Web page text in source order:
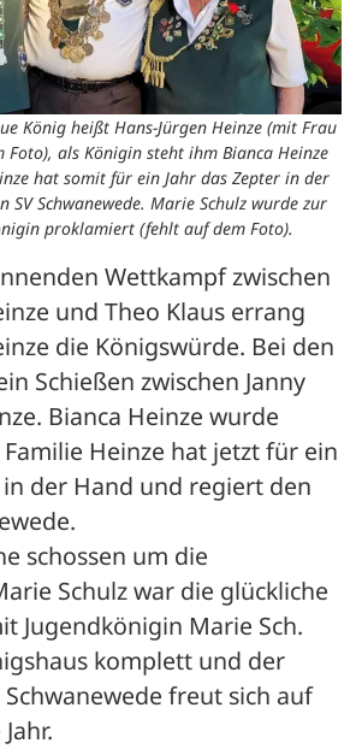
König heißt Hans-Jürgen Heinze (mit Frau
Foto), als Königin steht ihm Bianca Heinze
hat somit für ein Jahr das Zepter in der
SV Schwanewede. Marie Schulz wurde zur
proklamiert (fehlt auf dem Foto).
Wettkampf zwischen
und Theo Klaus errang
die Königswürde. Bei den
Schießen zwischen Janny
Bianca Heinze wurde
Heinze hat jetzt für ein
in der Hand und regiert den
schossen um die
Schulz war die glückliche
Jugendkönigin Marie Sch.
komplett und der
freut sich auf